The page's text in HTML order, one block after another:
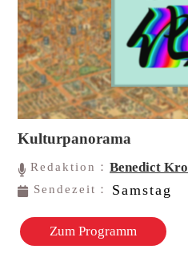
Kulturpanorama
Redaktion：Benedict
Sendezeit： Samstag
Zum Programm